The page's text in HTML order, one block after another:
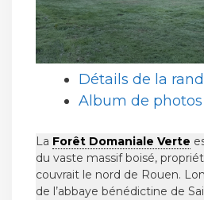
Détails de la
Album de photos
La Forêt Domaniale Verte
du vaste massif boisé,
couvrait le nord de Rouen.
de l’abbaye bénédictine de